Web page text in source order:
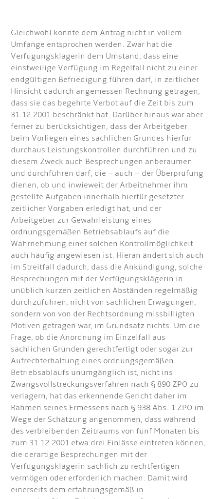
Gleichwohl konnte dem Antrag nicht in vollem
Umfange entsprochen werden. Zwar hat die
Verfügungsklägerin dem Umstand, dass eine
einstweilige Verfügung im Regelfall nicht zu einer
endgültigen Befriedigung führen darf, in zeitlicher
Hinsicht dadurch angemessen Rechnung getragen,
dass sie das begehrte Verbot auf die Zeit bis zum
31.12.2001 beschränkt hat. Darüber hinaus war aber
ferner zu berücksichtigen, dass der Arbeitgeber
beim Vorliegen eines sachlichen Grundes hierfür
durchaus Leistungskontrollen durchführen und zu
diesem Zweck auch Besprechungen anberaumen
und durchführen darf, die – auch – der Überprüfung
dienen, ob und inwieweit der Arbeitnehmer ihm
gestellte Aufgaben innerhalb hierfür gesetzter
zeitlicher Vorgaben erledigt hat, und der
Arbeitgeber zur Gewährleistung eines
ordnungsgemäßen Betriebsablaufs auf die
Wahrnehmung einer solchen Kontrollmöglichkeit
auch häufig angewiesen ist. Hieran ändert sich auch
im Streitfall dadurch, dass die Ankündigung, solche
Besprechungen mit der Verfügungsklägerin in
unüblich kurzen zeitlichen Abständen regelmäßig
durchzuführen, nicht von sachlichen Erwägungen,
sondern von von der Rechtsordnung missbilligten
Motiven getragen war, im Grundsatz nichts. Um die
Frage, ob die Anordnung im Einzelfall aus
sachlichen Gründen gerechtfertigt oder sogar zur
Aufrechterhaltung eines ordnungsgemäßen
Betriebsablaufs unumgänglich ist, nicht ins
Zwangsvollstreckungsverfahren nach § 890 ZPO zu
verlagern, hat das erkennende Gericht daher im
Rahmen seines Ermessens nach § 938 Abs. 1 ZPO im
Wege der Schätzung angenommen, dass während
des verbleibenden Zeitraums von fünf Monaten bis
zum 31.12.2001 etwa drei Einlässe eintreten können,
die derartige Besprechungen mit der
Verfügungsklägerin sachlich zu rechtfertigen
vermögen oder erforderlich machen. Damit wird
einerseits dem erfahrungsgemäß in